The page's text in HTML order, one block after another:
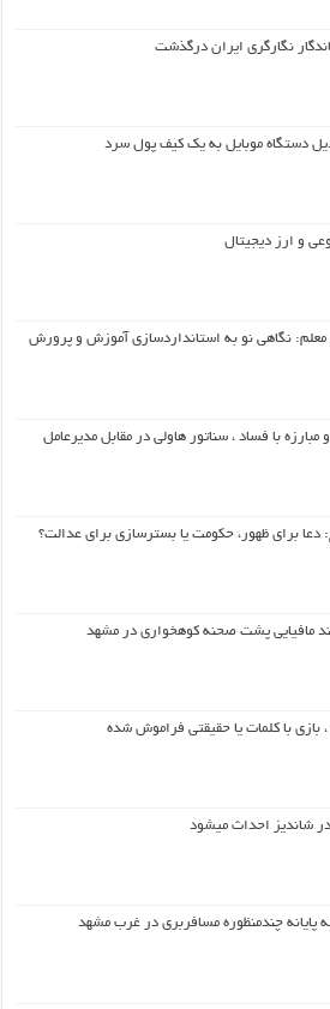
نگارگری ایران درگذشت
دستگاه موبایل به یک کیف‌ پول سرد
و ارز دیجیتال
معلم: نگاهی نو به استانداردسازی آموزش و پرورش
مبارزه با فساد ، سناتور هاولی در مقابل مدیرعامل
دعا برای ظهور، حکومت یا بسترسازی برای عدالت؟
مافیایی پشت صحنه کوهخواری در مشهد
بازی با کلمات یا حقیقتی فراموش شده
شاندیز احداث میشود
پایانه چندمنظوره مسافربری در غرب مشهد